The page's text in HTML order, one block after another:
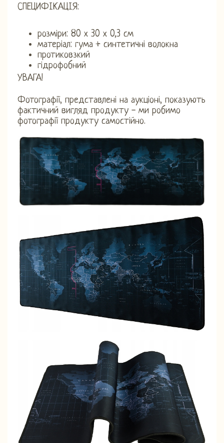
СПЕЦИФІКАЦІЯ:
розміри: 80 х 30 х 0,3 см
матеріал: гума + синтетичні волокна
протиковзкий
гідрофобний
УВАГА!
Фотографії, представлені на аукціоні, показують
фактичний вигляд продукту - ми робимо
фотографії продукту самостійно.